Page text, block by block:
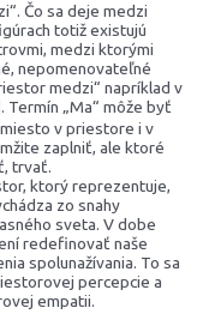
Čo sa deje medzi
totiž existujú
medzi ktorými
nepomenovateľné
medzi“ napríklad v
Termín „Ma“ môže byť
v priestore i v
zaplniť, ale ktoré
trvať.
ktorý reprezentuje,
zo snahy
sveta. V dobe
redefinovať naše
spolunažívania. To sa
percepcie a
empatii.